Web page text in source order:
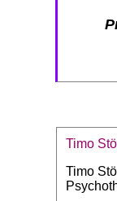
Timo
Timo